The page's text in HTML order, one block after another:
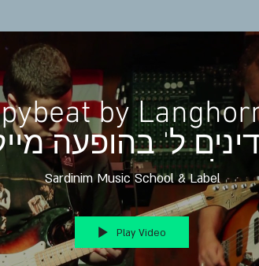
by
ל' בהופעה
פלייס פורים 2016
Sardinim Music School & Label
Play Video